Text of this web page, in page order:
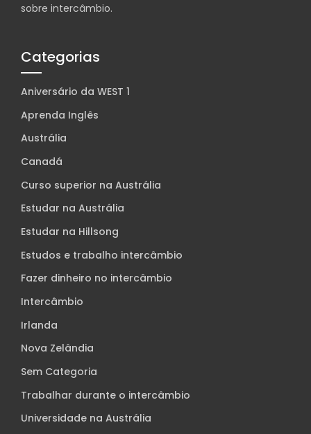
sobre intercâmbio.
Categorias
Aniversário da WEST 1
Aprenda Inglês
Austrália
Canadá
Curso superior na Austrália
Estudar na Austrália
Estudar na Hillsong
Estudos e trabalho intercâmbio
Fazer dinheiro no intercâmbio
Intercâmbio
Irlanda
Nova Zelândia
Sem Categoria
Trabalhar durante o intercâmbio
Universidade na Austrália